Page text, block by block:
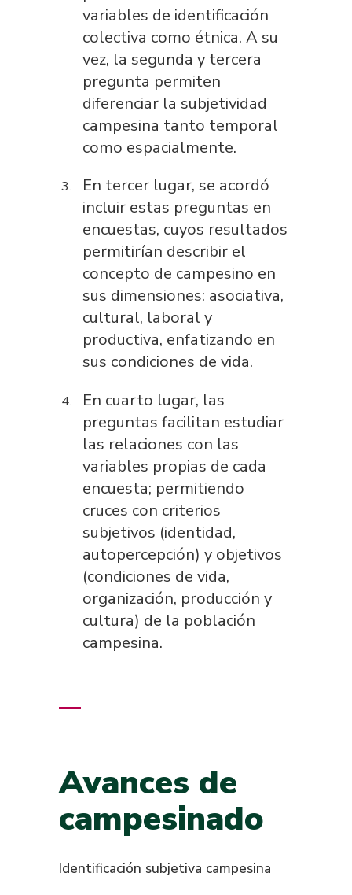
variables de identificación
colectiva como étnica. A su
vez, la segunda y tercera
pregunta permiten
diferenciar la subjetividad
campesina tanto temporal
como espacialmente.
En tercer lugar, se acordó
incluir estas preguntas en
encuestas, cuyos resultados
permitirían describir el
concepto de campesino en
sus dimensiones: asociativa,
cultural, laboral y
productiva, enfatizando en
sus condiciones de vida.
En cuarto lugar, las
preguntas facilitan estudiar
las relaciones con las
variables propias de cada
encuesta; permitiendo
cruces con criterios
subjetivos (identidad,
autopercepción) y objetivos
(condiciones de vida,
organización, producción y
cultura) de la población
campesina.
Avances de
campesinado
Identificación subjetiva campesina